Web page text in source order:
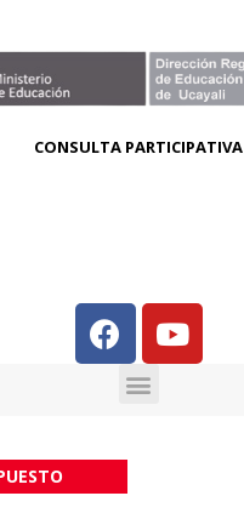
CONSULTA PARTICIPATIVA